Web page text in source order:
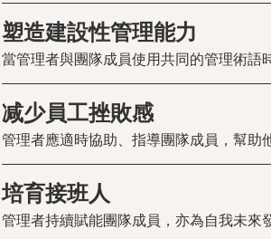
塑造建設性管理能力
當管理者與團隊成員使用共同的管理術語
减少員工挫敗感
管理者應適時協助、指導團隊成員，幫助
培育接班人
管理者持續賦能團隊成員，亦為自我未來